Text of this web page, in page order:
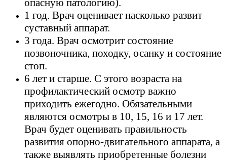
опасную патологию).
1 год. Врач оценивает насколько развит
суставный аппарат.
3 года. Врач осмотрит состояние
позвоночника, походку, осанку и состояние
стоп.
6 лет и старше. С этого возраста на
профилактический осмотр важно
приходить ежегодно. Обязательными
являются осмотры в 10, 15, 16 и 17 лет.
Врач будет оценивать правильность
развития опорно-двигательного аппарата, а
также выявлять приобретенные болезни